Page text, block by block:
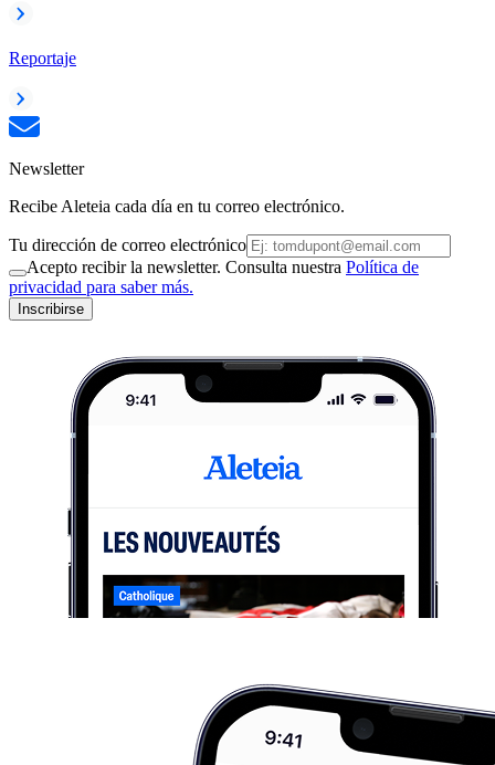
Reportaje
Newsletter
Recibe Aleteia cada día en tu correo electrónico.
Tu dirección de correo electrónico
Acepto recibir la newsletter. Consulta nuestra Política de
privacidad para saber más.
Inscribirse